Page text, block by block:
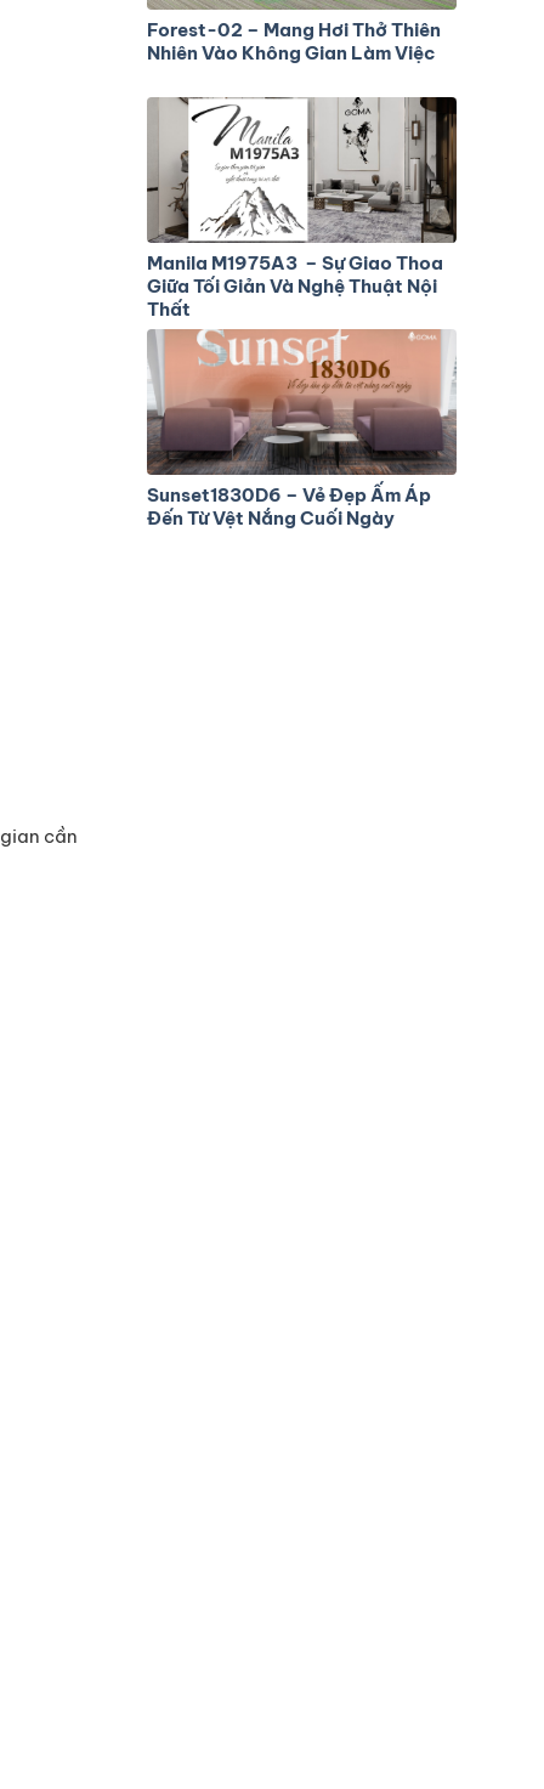
cần
Forest-02 – Mang Hơi Thở Thiên
Nhiên Vào Không Gian Làm Việc
Manila M1975A3 – Sự Giao Thoa
Giữa Tối Giản Và Nghệ Thuật Nội
Thất
Sunset1830D6 – Vẻ Đẹp Ấm Áp
Đến Từ Vệt Nắng Cuối Ngày